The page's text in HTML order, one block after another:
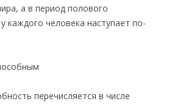
а в период полового
каждого человека наступает по-
перечисляется в числе